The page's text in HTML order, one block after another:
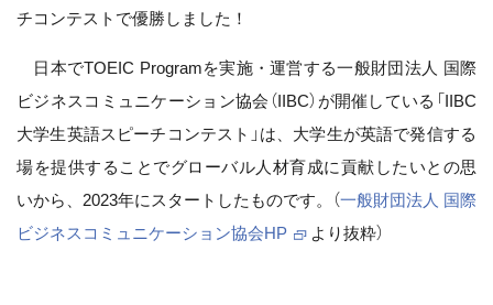
チコンテストで優勝しました！
日本でTOEIC Programを実施・運営する一般財団法人 国際
ビジネスコミュニケーション協会（IIBC）が開催している「IIBC
大学生英語スピーチコンテスト」は、大学生が英語で発信する
場を提供することでグローバル人材育成に貢献したいとの思
いから、2023年にスタートしたものです。（一般財団法人 国際
ビジネスコミュニケーション協会HP
より抜粋）